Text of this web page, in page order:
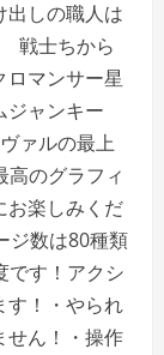
出しの職人は
戦士ちから
マンサー星
ジャンキー
ァルの最上
高のグラフィ
お楽しみくだ
ジ数は80種類
です！アクシ
す！・やられ
せん！・操作